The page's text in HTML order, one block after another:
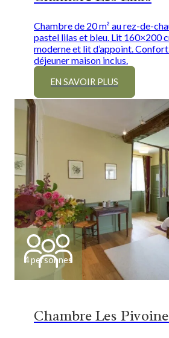
Chambre de 20 m² au rez-de-
pastel lilas et bleu. Lit 160×200
moderne et lit d’appoint.
déjeuner maison inclus.
EN SAVOIR PLUS
4 personnes
Chambre Les